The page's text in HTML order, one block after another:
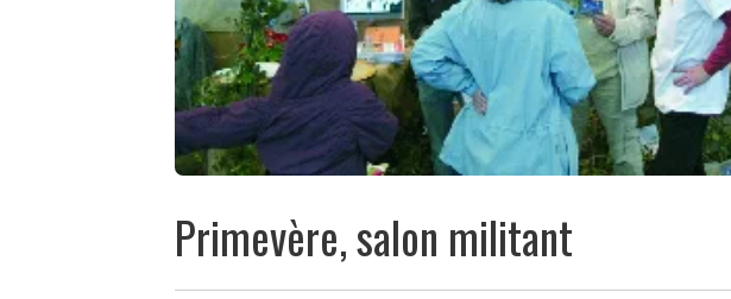
Primevère, salon militant